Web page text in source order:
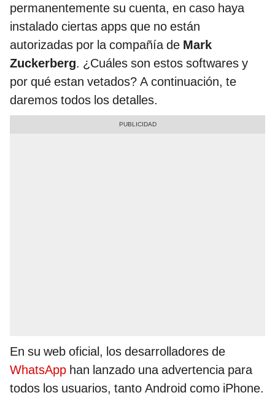
permanentemente su cuenta, en caso haya
instalado ciertas apps que no están
autorizadas por la compañía de Mark
Zuckerberg. ¿Cuáles son estos softwares y
por qué estan vetados? A continuación, te
daremos todos los detalles.
En su web oficial, los desarrolladores de
WhatsApp han lanzado una advertencia para
todos los usuarios, tanto Android como iPhone.